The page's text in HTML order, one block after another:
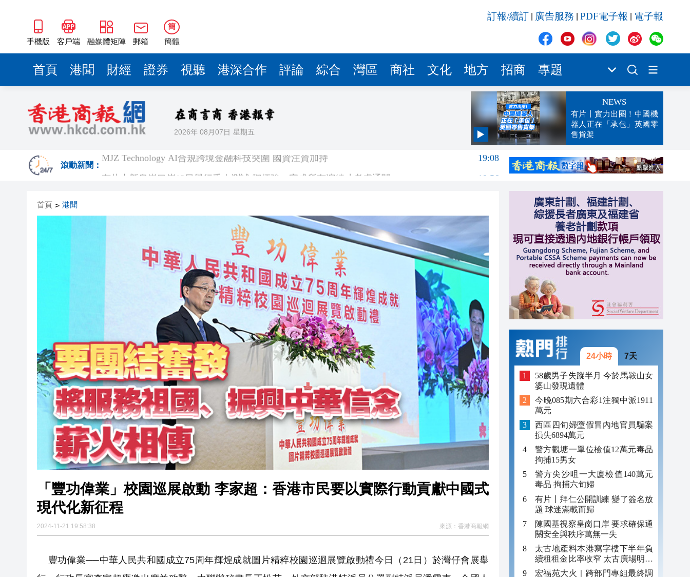
手機版 客戶端 融媒體矩陣 郵箱
簡
簡體
訂報/續訂 廣告服務 PDF電子報 電子報
首頁 港聞 財經 證券 視聽 港深合作 評論 綜合 灣區 商社 文化 地方 招商 專題
2026年 08月07日 星期五
NEWS
有片丨實力出圈！中國機
器人正在「承包」英國零
售貨架
滾動新聞：
19:08
有片丨新皇崗口岸13日舉行千人測試 鄧炳強：完成所有演練才考慮通關
香港工業總會舉辦第66屆周年大會及午宴
廠商會邀「一帶一路」專員何力治 闡述香港共建「一帶一路」的戰略角色與部署
18:20
「構建照顧者友善職場與企業未來」研討會2026
18:16
國家稅務總局：對境外保險收益徵稅並非新政策 無需過度解讀
首頁 > 港聞
「豐功偉業」校園巡展啟動 李家超：香港市民要以實際行動貢獻中國式
現代化新征程
2024-11-21 19:58:38 來源： 香港商報網
豐功偉業──中華人民共和國成立75周年輝煌成就圖片精粹校園巡迴展覽啟動禮今日（21日）於灣仔會展舉
24小時 7天
58歲男子失蹤半月 今於馬鞍山女
婆山發現遺體
今晚085期六合彩1注獨中派1911
萬元
西區四旬婦墮假冒內地官員騙案
損失6894萬元
警方觀塘一單位檢值12萬元毒品
拘捕15男女
警方尖沙咀一大廈檢值140萬元
毒品 拘捕六旬婦
有片〡拜仁公開訓練 變了簽名放
題 球迷滿載而歸
陳國基視察皇崗口岸 要求確保通
關安全與秩序萬無一失
太古地產料本港寫字樓下半年負
續租租金比率收窄 太古廣場明年
轉正
宏福苑大火｜跨部門專組最終調